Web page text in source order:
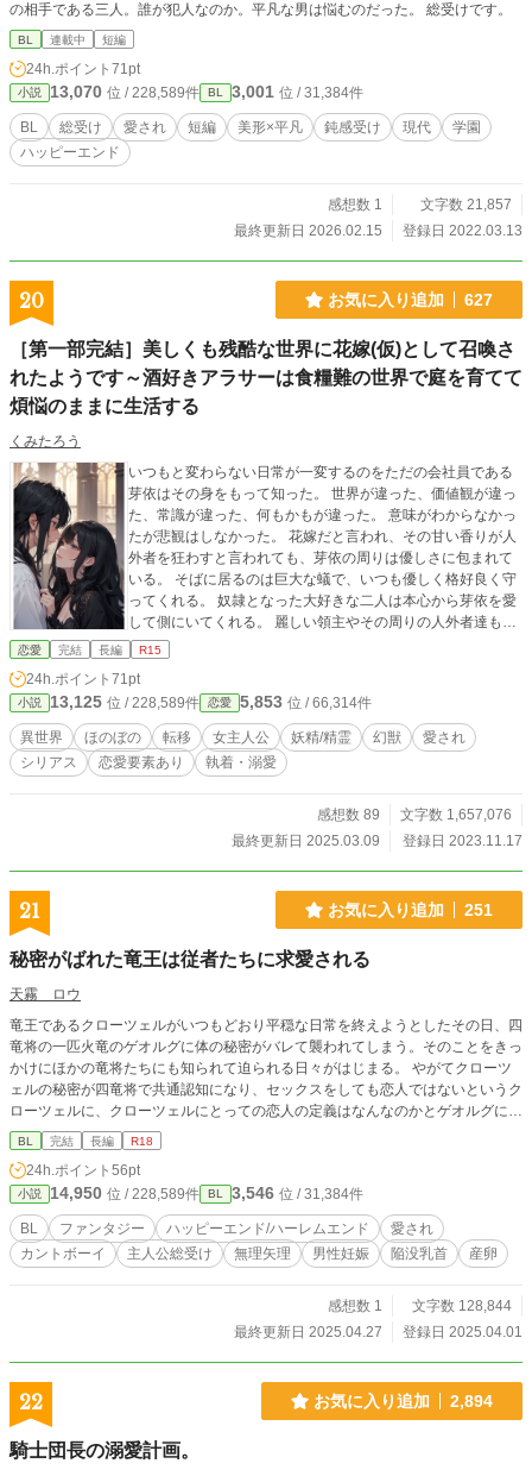
の相手である三人。誰が犯人なのか。平凡な男は悩むのだった。 総受けです。
BL 連載中 短編
24h.ポイント 71pt
小説 13,070 位 / 228,589件 BL 3,001 位 / 31,384件
BL 総受け 愛され 短編 美形×平凡 鈍感受け 現代
学園
ハッピーエンド
感想数 1
文字数 21,857
最終更新日 2026.02.15
登録日 2022.03.13
20 お気に入り追加 627
［第一部完結］美しくも残酷な世界に花嫁(仮)として召喚さ
れたようです～酒好きアラサーは食糧難の世界で庭を育てて
煩悩のままに生活する
くみたろう
いつもと変わらない日常が一変するのをただの会社員である
芽依はその身をもって知った。 世界が違った、価値観が違っ
た、常識が違った、何もかもが違った。 意味がわからなかっ
たが悲観はしなかった。 花嫁だと言われ、その甘い香りが人
外者を狂わすと言われても、芽依の周りは優しさに包まれて
いる。 そばに居るのは巨大な蟻で、いつも優しく格好良く守
ってくれる。 奴隷となった大好きな二人は本心から芽依を愛
して側にいてくれる。 麗しい領主やその周りの人外者達も、
話を聞いてくれる。 周りは酷く残酷な世界だけれども、芽依
きていく。 それはこの美しく清廉で、残酷でいておぞましい
御伽噺の世界の中でも慈しみ育む人外者達や異世界の人間が
芽依を育て守ってくれる。 お互いの常識や考えを擦り合わせ
歩み寄り、等価交換を基盤とした世界の中で、優しさを育て
て自分の居場所作りに励む。 全ては幸せな気持ちで大好きな
恋愛 完結 長編 R15
24h.ポイント 71pt
小説 13,125 位 / 228,589件 恋愛 5,853 位 / 66,314件
異世界 ほのぼの 転移 女主人公 妖精/精霊 幻獣
愛され
シリアス
恋愛要素あり 執着・溺愛
感想数 89
文字数 1,657,076
最終更新日 2025.03.09
登録日 2023.11.17
21 お気に入り追加 251
秘密がばれた竜王は従者たちに求愛される
天霧 ロウ
竜王であるクローツェルがいつもどおり平穏な日常を終えようとしたその日、四
竜将の一匹火竜のゲオルグに体の秘密がバレて襲われてしまう。そのことをきっ
かけにほかの竜将たちにも知られて迫られる日々がはじまる。 やがてクローツ
ェルの秘密が四竜将で共通認知になり、セックスをしても恋人ではないというク
ローツェルに、クローツェルにとっての恋人の定義はなんなのかとゲオルグに問
われる。それに答えられずにいれば、ゲオルグの提案で四竜将全員と恋人になる
ことになった。 愛を知らない孤独な王は果たして愛を見つけることが出来るの
か。 ※世界観は「狂った愚者の恋」と同じです。 ※メイン視点のクローツェル
が複数のキャラと性的関係を持ちます。 ※ゲオルグ(俺様年下攻)/ハリューシカ
(一途年上攻)/ベルケット(寡黙年上攻)/セレンケレン(純情年下攻) ※Rシーンがあ
るページには*がついてます。 (ファンタジー/主従/従者×王/カントボーイ/主人公
総受け/愛され/無理矢理/美人クール受け/陥没乳首/産卵/男性妊娠/ハーレムエンド/
BL 完結 長編 R18
24h.ポイント 56pt
小説 14,950 位 / 228,589件 BL 3,546 位 / 31,384件
BL ファンタジー ハッピーエンド/ハーレムエンド
愛され
カントボーイ
主人公総受け 無理矢理 男性妊娠 陥没乳首 産卵
感想数 1
文字数 128,844
最終更新日 2025.04.27
登録日 2025.04.01
22 お気に入り追加 2,894
騎士団長の溺愛計画。